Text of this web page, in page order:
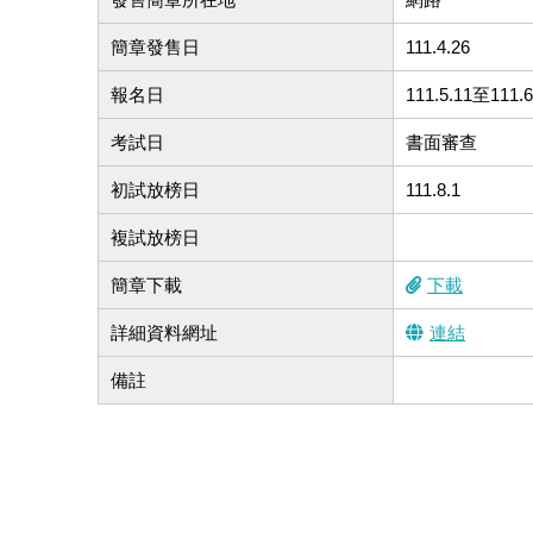
簡章發售日 111.4.26
報名日 111.5.11至
考試日 書面審查
初試放榜日 111.8.1
複試放榜日
簡章下載 下載
詳細資料網址 連結
備註